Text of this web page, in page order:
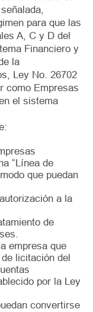
para que las
A, C y D del
Financiero y
la
Ley No. 26702
como Empresas
el sistema
“Línea de
que puedan
a la
de
empresa que
licitación del
por la Ley
convertirse